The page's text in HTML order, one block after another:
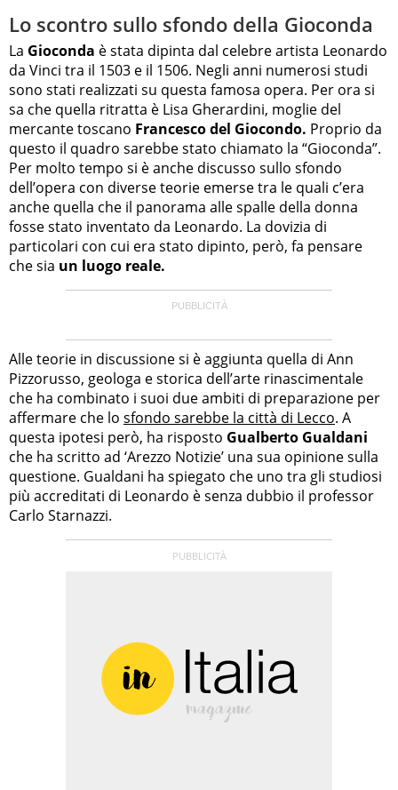
Lo scontro sullo sfondo della Gioconda
La Gioconda è stata dipinta dal celebre artista Leonardo
da Vinci tra il 1503 e il 1506. Negli anni numerosi studi
sono stati realizzati su questa famosa opera. Per ora si
sa che quella ritratta è Lisa Gherardini, moglie del
mercante toscano Francesco del Giocondo. Proprio da
questo il quadro sarebbe stato chiamato la “Gioconda”.
Per molto tempo si è anche discusso sullo sfondo
dell’opera con diverse teorie emerse tra le quali c’era
anche quella che il panorama alle spalle della donna
fosse stato inventato da Leonardo. La dovizia di
particolari con cui era stato dipinto, però, fa pensare
che sia un luogo reale.
Alle teorie in discussione si è aggiunta quella di Ann
Pizzorusso, geologa e storica dell’arte rinascimentale
che ha combinato i suoi due ambiti di preparazione per
affermare che lo sfondo sarebbe la città di Lecco. A
questa ipotesi però, ha risposto Gualberto Gualdani
che ha scritto ad ‘Arezzo Notizie’ una sua opinione sulla
questione. Gualdani ha spiegato che uno tra gli studiosi
più accreditati di Leonardo è senza dubbio il professor
Carlo Starnazzi.